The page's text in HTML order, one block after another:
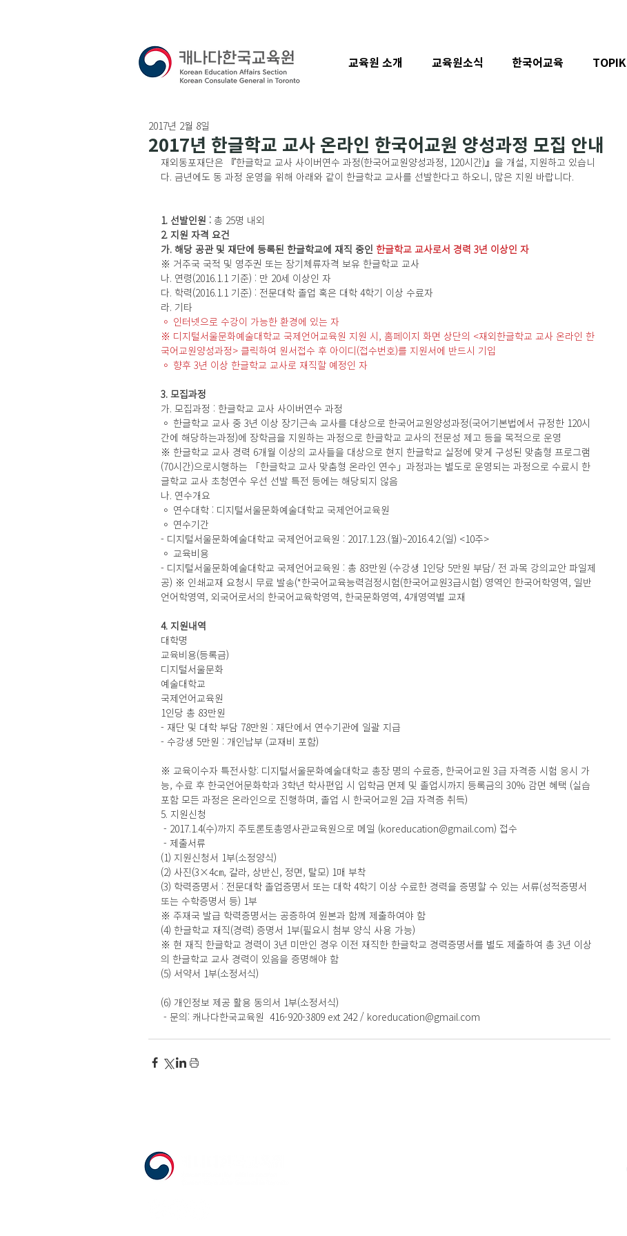
2017년 한글학교 교사 온라인 한국어교원 양성과정 모집 안내
2017년 2월 8일
재외동포재단은 『한글학교 교사 사이버연수 과정(한국어교원양성과정, 120시간)』을 개설, 지원하고 있습니
다. 금년에도 동 과정 운영을 위해 아래와 같이 한글학교 교사를 선발한다고 하오니, 많은 지원 바랍니다.
1. 선발인원 : 총 25명 내외
2. 지원 자격 요건
가. 해당 공관 및 재단에 등록된 한글학교에 재직 중인 한글학교 교사로서 경력 3년 이상인 자
※ 거주국 국적 및 영주권 또는 장기체류자격 보유 한글학교 교사
나. 연령(2016.1.1 기준) : 만 20세 이상인 자
다. 학력(2016.1.1 기준) : 전문대학 졸업 혹은 대학 4학기 이상 수료자
라. 기타
◦ 인터넷으로 수강이 가능한 환경에 있는 자
※ 디지털서울문화예술대학교 국제언어교육원 지원 시, 홈페이지 화면 상단의 <재외한글학교 교사 온라인 한
국어교원양성과정> 클릭하여 원서접수 후 아이디(접수번호)를 지원서에 반드시 기입
◦ 향후 3년 이상 한글학교 교사로 재직할 예정인 자
3. 모집과정
가. 모집과정 : 한글학교 교사 사이버연수 과정
◦ 한글학교 교사 중 3년 이상 장기근속 교사를 대상으로 한국어교원양성과정(국어기본법에서 규정한 120시
간에 해당하는과정)에 장학금을 지원하는 과정으로 한글학교 교사의 전문성 제고 등을 목적으로 운영
※ 한글학교 교사 경력 6개월 이상의 교사들을 대상으로 현지 한글학교 실정에 맞게 구성된 맞춤형 프로그램
(70시간)으로시행하는 「한글학교 교사 맞춤형 온라인 연수」과정과는 별도로 운영되는 과정으로 수료시 한
글학교 교사 초청연수 우선 선발 특전 등에는 해당되지 않음
나. 연수개요
◦ 연수대학 : 디지털서울문화예술대학교 국제언어교육원
◦ 연수기간
- 디지털서울문화예술대학교 국제언어교육원 : 2017.1.23.(월)~2016.4.2.(일) <10주>
◦ 교육비용
- 디지털서울문화예술대학교 국제언어교육원 : 총 83만원 (수강생 1인당 5만원 부담/ 전 과목 강의교안 파일제
공) ※ 인쇄교재 요청시 무료 발송(*한국어교육능력검정시험(한국어교원3급시험) 영역인 한국어학영역, 일반
언어학영역, 외국어로서의 한국어교육학영역, 한국문화영역, 4개영역별 교재
4. 지원내역
대학명
교육비용(등록금)
디지털서울문화
예술대학교
국제언어교육원
1인당 총 83만원
- 재단 및 대학 부담 78만원 : 재단에서 연수기관에 일괄 지급
- 수강생 5만원 : 개인납부 (교재비 포함)
※ 교육이수자 특전사항: 디지털서울문화예술대학교 총장 명의 수료증, 한국어교원 3급 자격증 시험 응시 가
능, 수료 후 한국언어문화학과 3학년 학사편입 시 입학금 면제 및 졸업시까지 등록금의 30% 감면 혜택 (실습
포함 모든 과정은 온라인으로 진행하며, 졸업 시 한국어교원 2급 자격증 취득)
5. 지원신청
- 2017.1.4(수)까지 주토론토총영사관교육원으로 메일 (koreducation@gmail.com) 접수
- 제출서류
(1) 지원신청서 1부(소정양식)
(2) 사진(3×4㎝, 칼라, 상반신, 정면, 탈모) 1매 부착
(3) 학력증명서 : 전문대학 졸업증명서 또는 대학 4학기 이상 수료한 경력을 증명할 수 있는 서류(성적증명서
또는 수학증명서 등) 1부
※ 주재국 발급 학력증명서는 공증하여 원본과 함께 제출하여야 함
(4) 한글학교 재직(경력) 증명서 1부(필요시 첨부 양식 사용 가능)
※ 현 재직 한글학교 경력이 3년 미만인 경우 이전 재직한 한글학교 경력증명서를 별도 제출하여 총 3년 이상
의 한글학교 교사 경력이 있음을 증명해야 함
(5) 서약서 1부(소정서식)
(6) 개인정보 제공 활용 동의서 1부(소정서식)
- 문의: 캐나다한국교육원  416-920-3809 ext 242 / koreducation@gmail.com
교육원 소개 교육원소식 한국어교육 TOPIK